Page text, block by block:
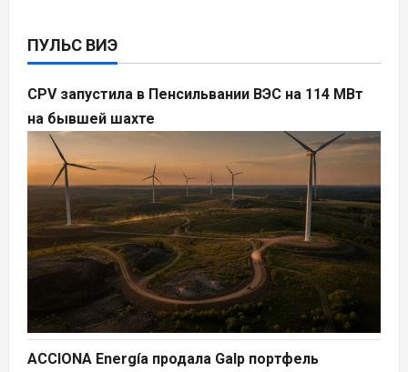
ПУЛЬС ВИЭ
CPV запустила в Пенсильвании ВЭС на 114 МВт
на бывшей шахте
ACCIONA Energía продала Galp портфель